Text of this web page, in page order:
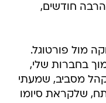
חודשים,
מול פורטוגל.
בחברות שלי,
מסביב, שמעתי
שלקראת סיומו